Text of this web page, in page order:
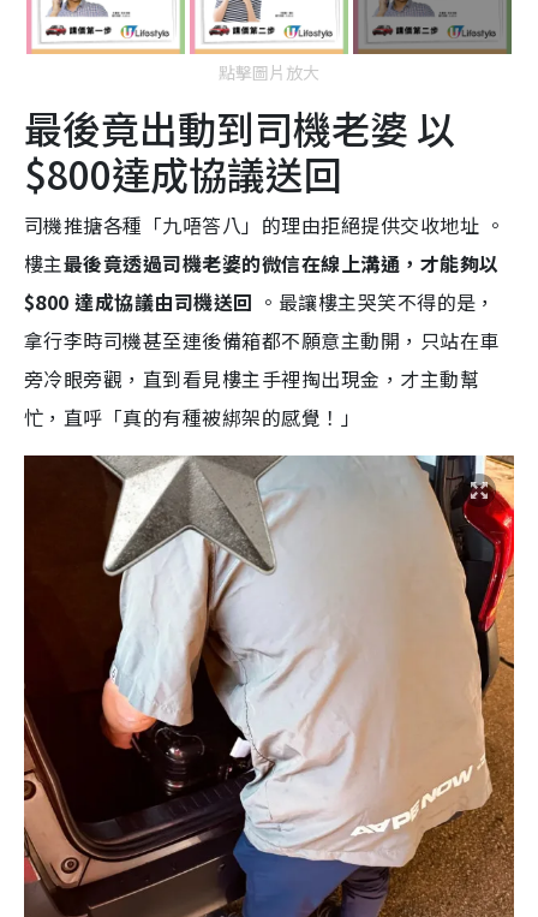
點擊圖片放大
最後竟出動到司機老婆 以
$800達成協議送回
司機推搪各種「九唔答八」的理由拒絕提供交收地址 。
樓主最後竟透過司機老婆的微信在線上溝通，才能夠以
$800 達成協議由司機送回 。最讓樓主哭笑不得的是，
拿行李時司機甚至連後備箱都不願意主動開，只站在車
旁冷眼旁觀，直到看見樓主手裡掏出現金，才主動幫
忙，直呼「真的有種被綁架的感覺！」